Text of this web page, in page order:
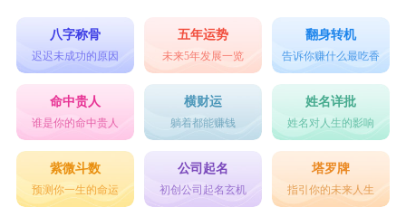
八字称骨
迟迟未成功的原因
五年运势
未来5年发展一览
翻身转机
告诉你赚什么最吃香
命中贵人
谁是你的命中贵人
横财运
躺着都能赚钱
姓名详批
姓名对人生的影响
紫微斗数
预测你一生的命运
公司起名
初创公司起名玄机
塔罗牌
指引你的未来人生